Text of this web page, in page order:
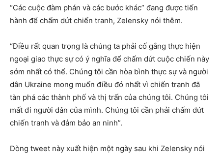
“Các cuộc đàm phán và các bước khác” đang được tiến
hành để chấm dứt chiến tranh, Zelensky nói thêm.
“Điều rất quan trọng là chúng ta phải cố gắng thực hiện
ngoại giao thực sự có ý nghĩa để chấm dứt cuộc chiến này
sớm nhất có thể. Chúng tôi cần hòa bình thực sự và người
dân Ukraine mong muốn điều đó nhất vì chiến tranh đã
tàn phá các thành phố và thị trấn của chúng tôi. Chúng tôi
mất đi người dân của mình. Chúng tôi cần phải chấm dứt
chiến tranh và đảm bảo an ninh”.
Dòng tweet này xuất hiện một ngày sau khi Zelensky nói